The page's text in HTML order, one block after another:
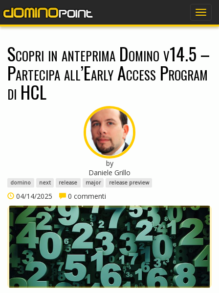
Scopri in anteprima Domino v14.5 –
Partecipa all’Early Access Program
di HCL
by
Daniele Grillo
domino next release major release preview
04/14/2025 0 commenti